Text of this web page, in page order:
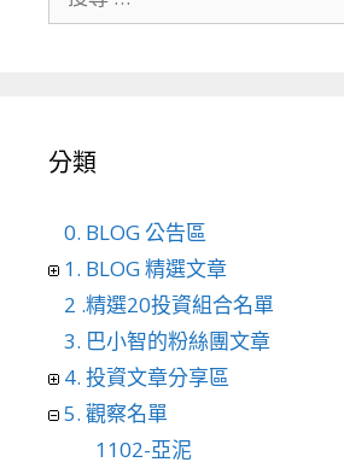
分類
0. BLOG 公告區
1. BLOG 精選文章
2 .精選20投資組合名單
3. 巴小智的粉絲團文章
4. 投資文章分享區
5. 觀察名單
1102-亞泥